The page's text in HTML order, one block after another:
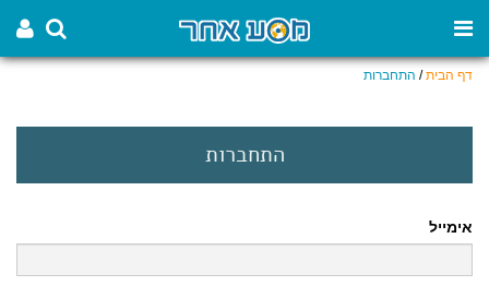
דף הבית/ התחברות
התחברות
אימייל